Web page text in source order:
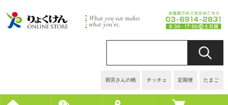
雨宮さんの桃 チッチェ 定期便 たまご